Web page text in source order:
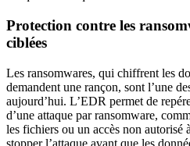
Protection contre les
ciblées
Les ransomwares, qui chiffrent les
demandent une rançon, sont l’une
aujourd’hui. L’EDR permet de
d’une attaque par ransomware,
les fichiers ou un accès non autorisé
stopper l’attaque avant que les